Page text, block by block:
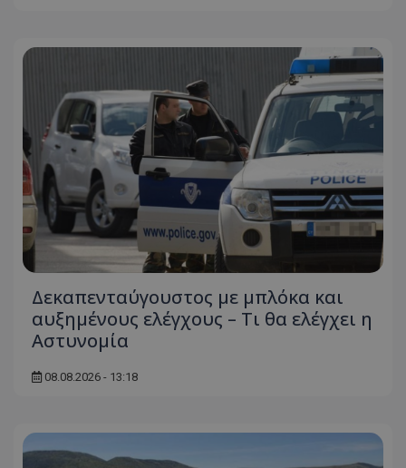
Δεκαπενταύγουστος με μπλόκα και
αυξημένους ελέγχους – Τι θα ελέγχει η
Αστυνομία
08.08.2026 - 13:18